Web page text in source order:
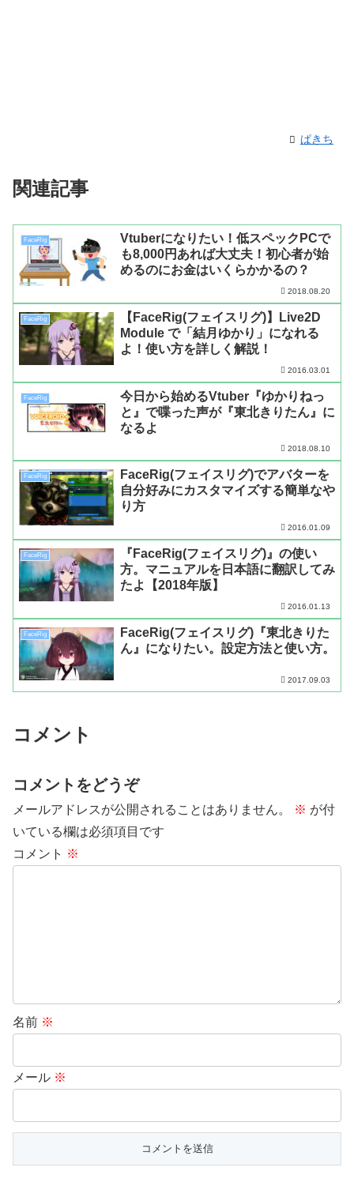
ぱきち
関連記事
FaceRig
Vtuberになりたい！低スペックPCで
も8,000円あれば大丈夫！初心者が始
めるのにお金はいくらかかるの？
2018.08.20
FaceRig
【FaceRig(フェイスリグ)】Live2D
Module で「結月ゆかり」になれる
よ！使い方を詳しく解説！
2016.03.01
FaceRig
今日から始めるVtuber『ゆかりねっ
と』で喋った声が『東北きりたん』に
なるよ
2018.08.10
FaceRig
FaceRig(フェイスリグ)でアバターを
自分好みにカスタマイズする簡単なや
り方
2016.01.09
FaceRig
『FaceRig(フェイスリグ)』の使い
方。マニュアルを日本語に翻訳してみ
たよ【2018年版】
2016.01.13
FaceRig
FaceRig(フェイスリグ)『東北きりた
ん』になりたい。設定方法と使い方。
2017.09.03
コメント
コメントをどうぞ
メールアドレスが公開されることはありません。 ※ が付
いている欄は必須項目です
コメント ※
名前 ※
メール ※